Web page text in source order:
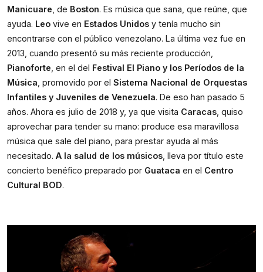
Manicuare , de Boston. Es música que sana, que reúne, que
ayuda. Leo vive en Estados Unidos y tenía mucho sin
encontrarse con el público venezolano. La última vez fue en
2013, cuando presentó su más reciente producción,
Pianoforte , en el del Festival El Piano y los Períodos de la
Música , promovido por el Sistema Nacional de Orquestas
Infantiles y Juveniles de Venezuela. De eso han pasado 5
años. Ahora es julio de 2018 y, ya que visita Caracas , quiso
aprovechar para tender su mano: produce esa maravillosa
música que sale del piano, para prestar ayuda al más
necesitado. A la salud de los músicos , lleva por título este
concierto benéfico preparado por Guataca en el Centro
Cultural BOD.